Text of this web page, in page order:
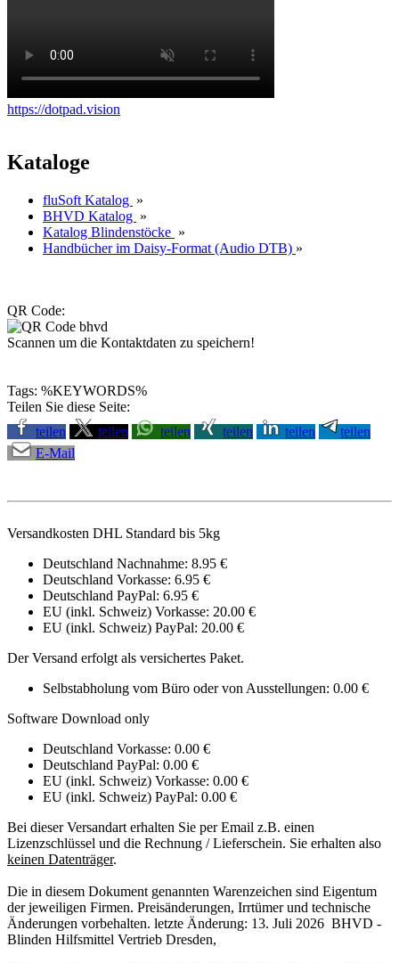
https://dotpad.vision
Kataloge
fluSoft Katalog »
BHVD Katalog »
Katalog Blindenstöcke »
Handbücher im Daisy-Format (Audio DTB) »
QR Code:
Scannen um die Kontaktdaten zu speichern!
Tags: %KEYWORDS%
Teilen Sie diese Seite:
teilen
teilen teilen teilen teilen
teilen
E-Mail
Versandkosten DHL Standard bis 5kg
Deutschland Nachnahme: 8.95 €
Deutschland Vorkasse: 6.95 €
Deutschland PayPal: 6.95 €
EU (inkl. Schweiz) Vorkasse: 20.00 €
EU (inkl. Schweiz) PayPal: 20.00 €
Der Versand erfolgt als versichertes Paket.
Selbstabholung vom Büro oder von Ausstellungen: 0.00 €
Software Download only
Deutschland Vorkasse: 0.00 €
Deutschland PayPal: 0.00 €
EU (inkl. Schweiz) Vorkasse: 0.00 €
EU (inkl. Schweiz) PayPal: 0.00 €
Bei dieser Versandart erhalten Sie per Email z.B. einen
Lizenzschlüssel und die Rechnung / Lieferschein. Sie erhalten also
keinen Datenträger.
Die in diesem Dokument genannten Warenzeichen sind Eigentum
der jeweiligen Firmen. Preisänderungen, Irrtümer und technische
Änderungen vorbehalten. letzte Änderung: 13. Juli 2026 BHVD -
Blinden Hilfsmittel Vertrieb Dresden,